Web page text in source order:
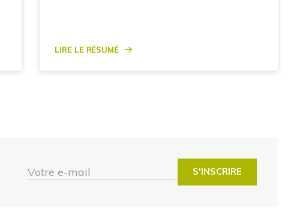
Lire le résumé
Votre e-mail